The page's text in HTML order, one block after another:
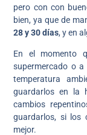
pero con con
bien, ya que de
28 y 30 días, y en
En el momento
supermercado o
temperatura
guardarlos en la
cambios
guardarlos, si los
mejor.